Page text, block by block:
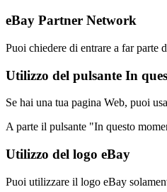
eBay Partner Network
Puoi chiedere di entrare a far parte
Utilizzo del pulsante In
Se hai una tua pagina Web, puoi
A parte il pulsante "In questo
Utilizzo del logo eBay
Puoi utilizzare il logo eBay